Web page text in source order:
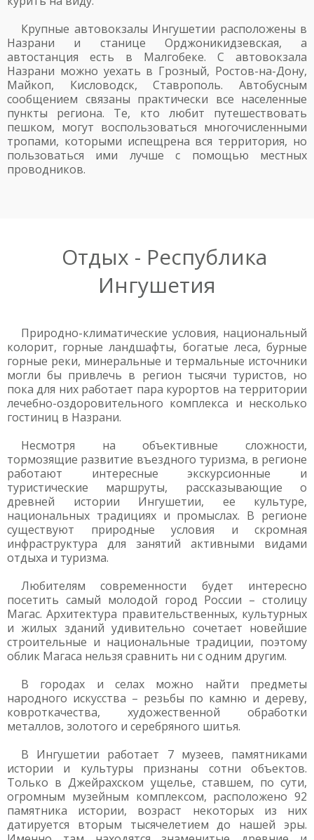
Крупные автовокзалы Ингушетии расположены в
Назрани и станице Орджоникидзевская, а
автостанция есть в Малгобеке. С автовокзала
Назрани можно уехать в Грозный, Ростов-на-Дону,
Майкоп, Кисловодск, Ставрополь. Автобусным
сообщением связаны практически все населенные
пункты региона. Те, кто любит путешествовать
пешком, могут воспользоваться многочисленными
тропами, которыми испещрена вся территория, но
пользоваться ими лучше с помощью местных
проводников.
Отдых - Республика
Ингушетия
Природно-климатические условия, национальный
колорит, горные ландшафты, богатые леса, бурные
горные реки, минеральные и термальные источники
могли бы привлечь в регион тысячи туристов, но
пока для них работает пара курортов на территории
лечебно-оздоровительного комплекса и несколько
гостиниц в Назрани.
Несмотря на объективные сложности,
тормозящие развитие въездного туризма, в регионе
работают интересные экскурсионные и
туристические маршруты, рассказывающие о
древней истории Ингушетии, ее культуре,
национальных традициях и промыслах. В регионе
существуют природные условия и скромная
инфраструктура для занятий активными видами
отдыха и туризма.
Любителям современности будет интересно
посетить самый молодой город России – столицу
Магас. Архитектура правительственных, культурных
и жилых зданий удивительно сочетает новейшие
строительные и национальные традиции, поэтому
облик Магаса нельзя сравнить ни с одним другим.
В городах и селах можно найти предметы
народного искусства – резьбы по камню и дереву,
ковроткачества, художественной обработки
металлов, золотого и серебряного шитья.
В Ингушетии работает 7 музеев, памятниками
истории и культуры признаны сотни объектов.
Только в Джейрахском ущелье, ставшем, по сути,
огромным музейным комплексом, расположено 92
памятника истории, возраст некоторых из них
датируется вторым тысячелетием до нашей эры.